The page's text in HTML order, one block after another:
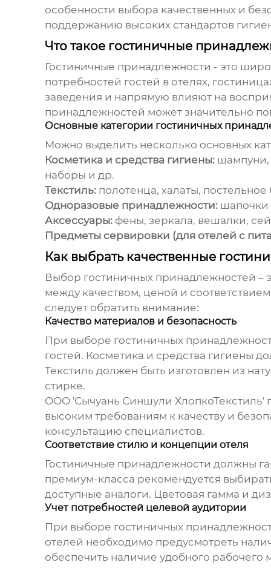
особенности выбора качественных и
поддержанию высоких стандартов
Что такое гостиничные
Гостиничные принадлежности - это
потребностей гостей в отелях,
заведения и напрямую влияют на
принадлежностей может значительно
Основные категории гостиничных
Можно выделить несколько основных
Косметика и средства гигиены:шампуни,
наборы и др.
Текстиль:полотенца, халаты,
Одноразовые принадлежности:шапочки
Аксессуары:фены, зеркала, вешалки,
Предметы сервировки (для отелей с
Как выбрать качественные
Выбор гостиничных принадлежностей –
между качеством, ценой и
следует обратить внимание:
Качество материалов и безопасность
При выборе гостиничных
гостей. Косметика и средства гигиены
Текстиль должен быть изготовлен из
стирке.
ООО 'Сычуань Синшули ХлопкоТекстиль'
высоким требованиям к качеству и
консультацию специалистов.
Соответствие стилю и концепции отеля
Гостиничные принадлежности должны
премиум-класса рекомендуется
доступные аналоги. Цветовая гамма и
Учет потребностей целевой аудитории
При выборе гостиничных
отелей необходимо предусмотреть
обеспечить наличие удобного